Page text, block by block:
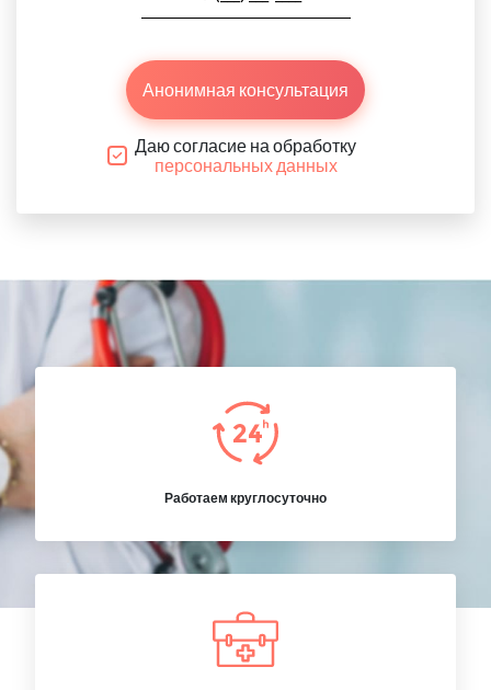
Анонимная консультация
Даю согласие на обработку
персональных данных
Работаем круглосуточно